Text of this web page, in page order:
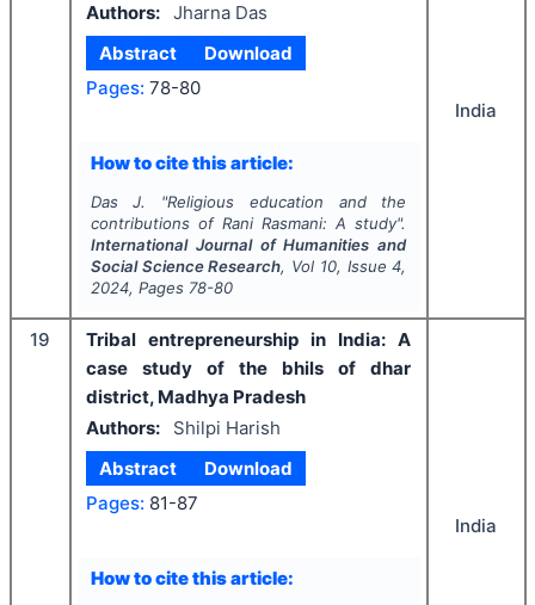
Authors: Jharna Das
Abstract
Download
Pages: 78-80
How to cite this article:
Das J. "Religious education and the
contributions of Rani Rasmani: A study".
International Journal of Humanities and
Social Science Research, Vol 10, Issue4,
2024, Pages 78-80
India
19
Tribal entrepreneurship in India: A
case study of the bhils of dhar
district, Madhya Pradesh
Authors:
Shilpi Harish
Abstract
Download
Pages: 81-87
How to cite this article:
India